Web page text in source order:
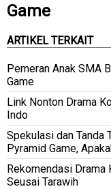
Game
ARTIKEL TERKAIT
Pemeran Anak SMA
Game
Link Nonton Drama
Indo
Spekulasi dan Tanda
Pyramid Game,
Rekomendasi Drama
Seusai Tarawih